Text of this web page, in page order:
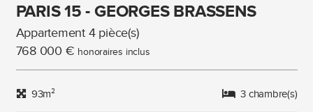
PARIS 15 - GEORGES BRASSENS
Appartement 4 pièce(s)
768 000 € honoraires inclus
93m² 3 chambre(s)